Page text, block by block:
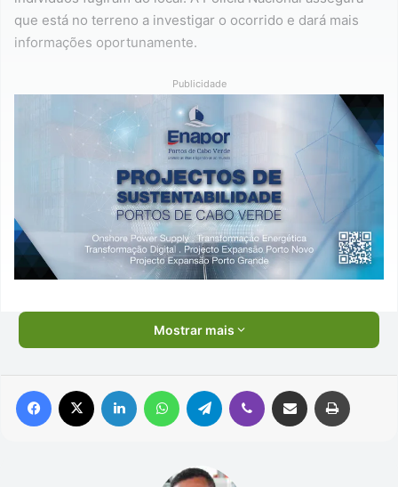
que está no terreno a investigar o ocorrido e dará mais
informações oportunamente.
Publicidade
Mostrar mais
Facebook Linkedin WhatsAppTelegram Viber Compartilhar via e-mail